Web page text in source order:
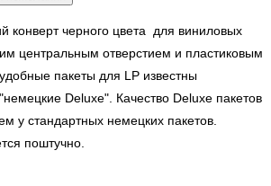
конверт черного цвета для виниловых
центральным отверстием и пластиковым
пакеты для LP известны
Deluxe". Качество Deluxe пакетов
у стандартных немецких пакетов.
поштучно.